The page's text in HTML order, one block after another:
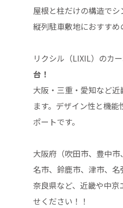
屋根と柱だけの構造でシ
縦列駐車敷地におすすめ
リクシル（LIXIL）のカ
台！
大阪・三重・愛知など
ます。デザイン性と機
ポートです。
大阪府（吹田市、豊中
名市、鈴鹿市、津市、
奈良県など、近畿や中
せください！！